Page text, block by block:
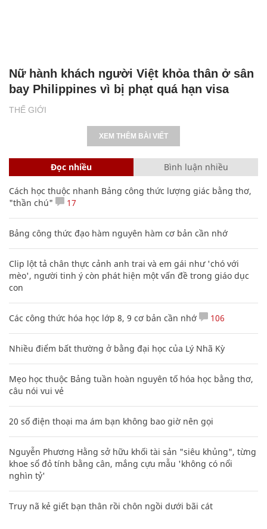
THẾ GIỚI
Nữ hành khách người Việt khỏa thân ở sân
bay Philippines vì bị phạt quá hạn visa
XEM THÊM BÀI VIẾT
Đọc nhiều Bình luận nhiều
Cách học thuộc nhanh Bảng công thức lượng giác bằng thơ,
"thần chú"
17
Bảng công thức đạo hàm nguyên hàm cơ bản cần nhớ
Clip lột tả chân thực cảnh anh trai và em gái như 'chó với
mèo', người tinh ý còn phát hiện một vấn đề trong giáo dục
con
Các công thức hóa học lớp 8, 9 cơ bản cần nhớ 106
Nhiều điểm bất thường ở bằng đại học của Lý Nhã Kỳ
Mẹo học thuộc Bảng tuần hoàn nguyên tố hóa học bằng thơ,
câu nói vui vẻ
20 số điện thoại ma ám bạn không bao giờ nên gọi
Nguyễn Phương Hằng sở hữu khối tài sản "siêu khủng", từng
khoe sổ đỏ tính bằng cân, mắng cựu mẫu 'không có nổi
nghìn tỷ'
Truy nã kẻ giết bạn thân rồi chôn ngồi dưới bãi cát